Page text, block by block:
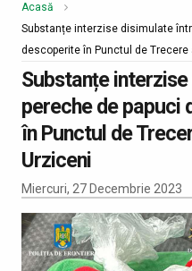
Acasă
Substanțe interzise disimulate
descoperite în Punctul de Trecere
Substanțe
pereche de papuci
în Punctul de
Urziceni
Miercuri, 27 Decembrie 2023